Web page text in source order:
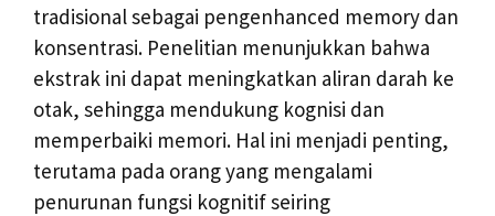
tradisional sebagai pengenhanced memory dan
konsentrasi. Penelitian menunjukkan bahwa
ekstrak ini dapat meningkatkan aliran darah ke
otak, sehingga mendukung kognisi dan
memperbaiki memori. Hal ini menjadi penting,
terutama pada orang yang mengalami
penurunan fungsi kognitif seiring